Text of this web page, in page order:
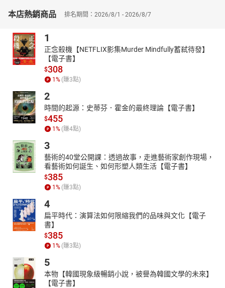
本店熱銷商品 排名期間：2026/8/1 - 2026/8/7
1
正念殺機【NETFLIX影集Murder Mindfully蓄弒待發】
【電子書】
$308
1 % (賺3點)
2
時間的起源：史蒂芬．霍金的最終理論【電子書】
$455
1 % (賺4點)
3
藝術的40堂公開課：透過故事，走進藝術家創作現場，
看藝術如何誕生、如何形塑人類生活【電子書】
$385
1 % (賺3點)
4
扁平時代：演算法如何限縮我們的品味與文化【電子
書】
$385
1 % (賺3點)
5
本物【韓國現象級暢銷小說，被譽為韓國文學的未來】
【電子書】